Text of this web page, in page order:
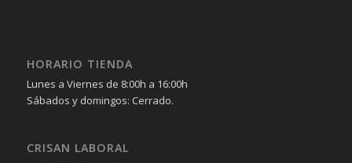
HORARIO TIENDA
Lunes a Viernes de 8:00h a 16:00h
Sábados y domingos: Cerrado.
CRISAN LABORAL